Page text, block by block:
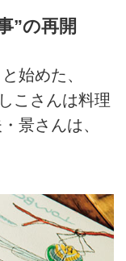
”の再開
始めた、
こさんは料理
景さんは、